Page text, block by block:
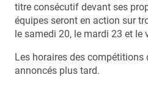
titre consécutif devant ses
équipes seront en action sur
le samedi 20, le mardi 23 et le
Les horaires des
annoncés plus tard.